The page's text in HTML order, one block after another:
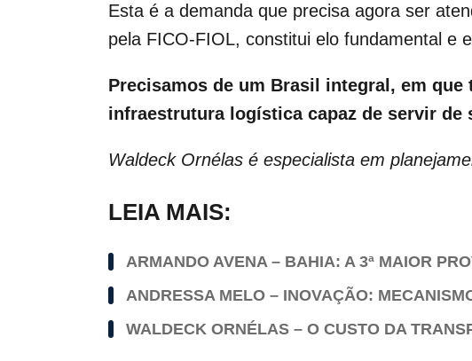
Esta é a demanda que precisa agora ser
pela FICO-FIOL, constitui elo fundamental e
Precisamos de um Brasil integral, em
infraestrutura logística capaz de servir de
Waldeck Ornélas é especialista em
LEIA MAIS:
ARMANDO AVENA – BAHIA: A 3ª MAIOR
ANDRESSA MELO – INOVAÇÃO:
WALDECK ORNÉLAS – O CUSTO DA